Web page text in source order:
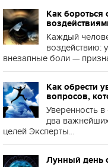
Как бороться
Каждый
воздействию:
внезапные боли —
Как обрести
вопросов,
Уверенность
два
целей Эксперты...
Лунный день